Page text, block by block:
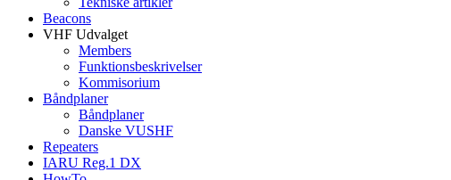
Beacons
VHF Udvalget
Members
Funktionsbeskrivelser
Kommisorium
Båndplaner
Båndplaner
Danske VUSHF
Repeaters
IARU Reg.1 DX